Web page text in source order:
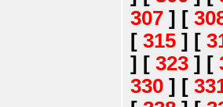
307 ] [
[ 315 ] [
] [ 323 ] [
330 ] [